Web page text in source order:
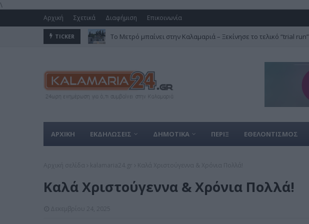
\
Αρχική Σχετικά Διαφήμιση Επικοινωνία
TICKER Το Μετρό μπαίνει στην Καλαμαριά – Ξεκίνησε το τελικό “trial run”
ΑΡΧΙΚΗ ΕΚΔΗΛΩΣΕΙΣ ΔΗΜΟΤΙΚΑ ΠΕΡΙΞ ΕΘΕΛΟΝΤΙΣΜΟΣ
Καλά Χριστούγεννα & Χρόνια Πολλά!